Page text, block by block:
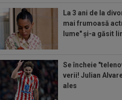
Cluj, Edi Iordănescu a luat decizia!
EXCLUSIV
Gică Craioveanu a
serii, după KuPS - Craiova:
Barcelona, 180 de milioane de
pentru Rodri!
La 3 ani de la
mai frumoasă
lume" și-a găsit
Se încheie
verii! Julian
ales